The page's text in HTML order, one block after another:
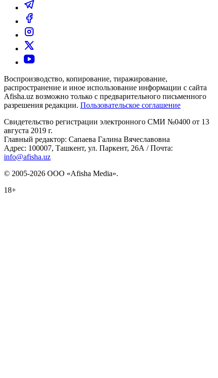
Воспроизводство, копирование, тиражирование,
распространение и иное использование информации с сайта
Afisha.uz возможно только с предварительного письменного
разрешения редакции. Пользовательское соглашение
Свидетельство регистрации электронного СМИ №0400 от 13
августа 2019 г.
Главный редактор: Сапаева Галина Вячеславовна
Адрес: 100007, Ташкент, ул. Паркент, 26А / Почта:
info@afisha.uz
© 2005-2026 ООО «Afisha Media».
18+